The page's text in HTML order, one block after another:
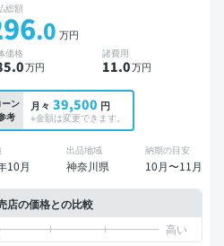
総額
.0 万円
価格
.0万円
諸費用
11.0万円
ーン
考
月々 39,500 円
※金額は変更できます。
10月
出品地域
神奈川県
納期の目安
10月〜11月
店の価格との比較